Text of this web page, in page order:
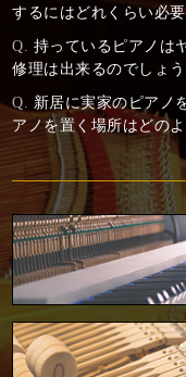
するにはどれくらい必
Q. 持っているピアノは
修理は出来るのでしょう
Q. 新居に実家のピアノ
アノを置く場所はどの